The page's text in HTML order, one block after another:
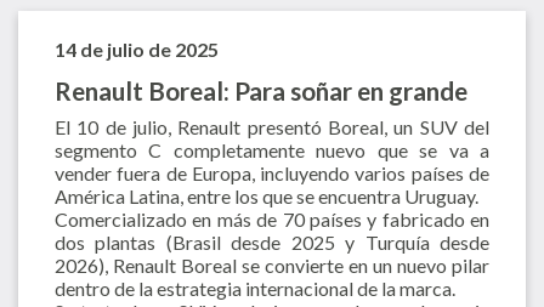
14 de julio de 2025
Renault Boreal: Para soñar en grande
El 10 de julio, Renault presentó Boreal, un SUV del
segmento C completamente nuevo que se va a
vender fuera de Europa, incluyendo varios países de
América Latina, entre los que se encuentra Uruguay.
Comercializado en más de 70 países y fabricado en
dos plantas (Brasil desde 2025 y Turquía desde
2026), Renault Boreal se convierte en un nuevo pilar
dentro de la estrategia internacional de la marca.